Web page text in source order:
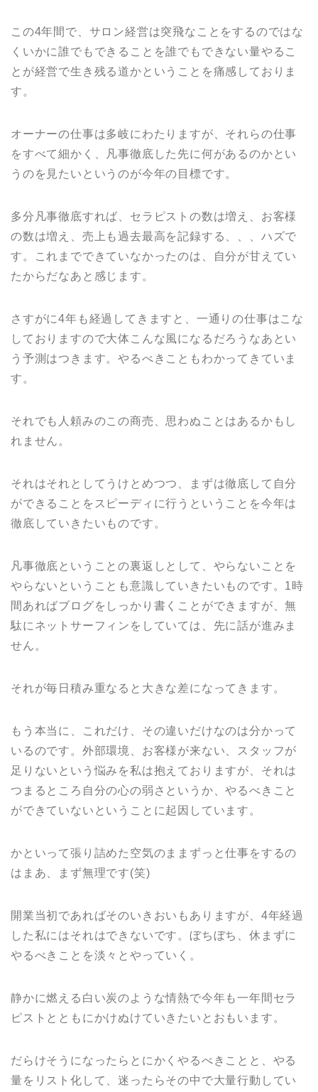
この4年間で、サロン経営は突飛なことをするのではな
くいかに誰でもできることを誰でもできない量やるこ
とが経営で生き残る道かということを痛感しておりま
す。
オーナーの仕事は多岐にわたりますが、それらの仕事
をすべて細かく、凡事徹底した先に何があるのかとい
うのを見たいというのが今年の目標です。
多分凡事徹底すれば、セラピストの数は増え、お客様
の数は増え、売上も過去最高を記録する、、、ハズで
す。これまでできていなかったのは、自分が甘えてい
たからだなあと感じます。
さすがに4年も経過してきますと、一通りの仕事はこな
しておりますので大体こんな風になるだろうなあとい
う予測はつきます。やるべきこともわかってきていま
す。
それでも人頼みのこの商売、思わぬことはあるかもし
れません。
それはそれとしてうけとめつつ、まずは徹底して自分
ができることをスピーディに行うということを今年は
徹底していきたいものです。
凡事徹底ということの裏返しとして、やらないことを
やらないということも意識していきたいものです。1時
間あればブログをしっかり書くことができますが、無
駄にネットサーフィンをしていては、先に話が進みま
せん。
それが毎日積み重なると大きな差になってきます。
もう本当に、これだけ、その違いだけなのは分かって
いるのです。外部環境、お客様が来ない、スタッフが
足りないという悩みを私は抱えておりますが、それは
つまるところ自分の心の弱さというか、やるべきこと
ができていないということに起因しています。
かといって張り詰めた空気のままずっと仕事をするの
はまあ、まず無理です(笑)
開業当初であればそのいきおいもありますが、4年経過
した私にはそれはできないです。ぼちぼち、休まずに
やるべきことを淡々とやっていく。
静かに燃える白い炭のような情熱で今年も一年間セラ
ピストとともにかけぬけていきたいとおもいます。
だらけそうになったらとにかくやるべきことと、やる
量をリスト化して、迷ったらその中で大量行動してい